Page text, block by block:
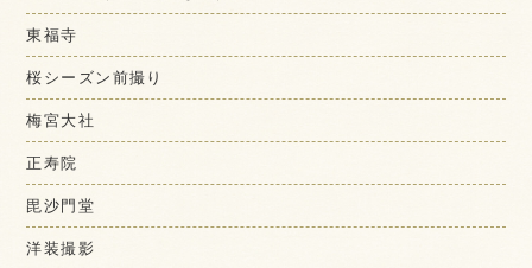
東福寺
桜シーズン前撮り
梅宮大社
正寿院
毘沙門堂
洋装撮影